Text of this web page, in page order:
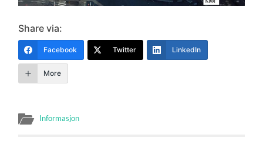
Share via:
Facebook Twitter LinkedIn
More
Informasjon